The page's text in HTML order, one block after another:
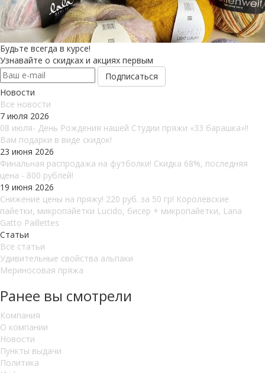
Будьте всегда в курсе!
Узнавайте о скидках и акциях первым
Новости
Все новости
7 июля 2026
08 июля- День Рождения нашей Студии пряжи «33 барашка»!!
Вам подарки в виде скидок!
23 июня 2026
Финальная распродажа на футболки! Скидка 68%, последняя
цена - 800 рублей!
19 июня 2026
Снижение цены на пряжу! 220 руб. за 50 гр! Королевские
пайетки, микропайетки Lucido, бисер + микропайетки, Lana
Gatto Paillettes
Статьи
Все статьи
Удивительные свойства альпаки
Мериносовая пряжа
Ранее вы смотрели
Компания
О компании
Новости
Пункты выдачи
Политика